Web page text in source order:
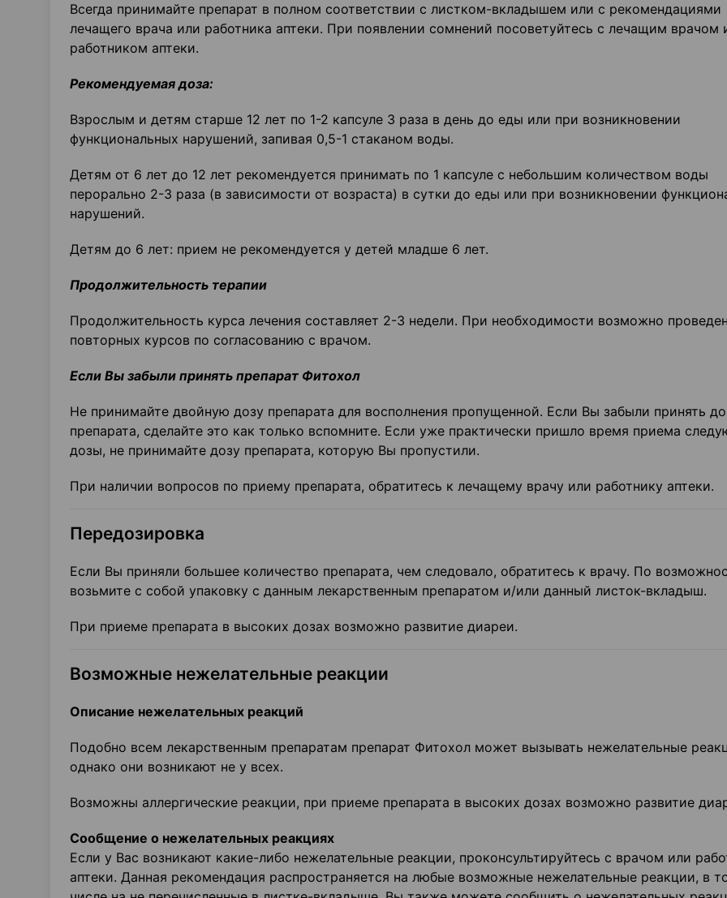
Всегда принимайте препарат в полном соответствии с листком-вкладышем или с рекомендациями
лечащего врача или работника аптеки. При появлении сомнений посоветуйтесь с лечащим врачом
работником аптеки.
Рекомендуемая доза:
Взрослым и детям старше 12 лет по 1-2 капсуле 3 раза в день до еды или при возникновении
функциональных нарушений, запивая 0,5-1 стаканом воды.
Детям от 6 лет до 12 лет рекомендуется принимать по 1 капсуле с небольшим количеством воды
перорально 2-3 раза (в зависимости от возраста) в сутки до еды или при возникновении
нарушений.
Детям до 6 лет: прием не рекомендуется у детей младше 6 лет.
Продолжительность терапии
Продолжительность курса лечения составляет 2-3 недели. При необходимости возможно
повторных курсов по согласованию с врачом.
Если Вы забыли принять препарат Фитохол
Не принимайте двойную дозу препарата для восполнения пропущенной. Если Вы забыли принять
препарата, сделайте это как только вспомните. Если уже практически пришло время приема
дозы, не принимайте дозу препарата, которую Вы пропустили.
При наличии вопросов по приему препарата, обратитесь к лечащему врачу или работнику аптеки.
Передозировка
Если Вы приняли большее количество препарата, чем следовало, обратитесь к врачу. По
возьмите с собой упаковку с данным лекарственным препаратом и/или данный листок-вкладыш.
При приеме препарата в высоких дозах возможно развитие диареи.
Возможные нежелательные реакции
Описание нежелательных реакций
Подобно всем лекарственным препаратам препарат Фитохол может вызывать нежелательные
однако они возникают не у всех.
Возможны аллергические реакции, при приеме препарата в высоких дозах возможно развитие
Сообщение о нежелательных реакциях
Если у Вас возникают какие-либо нежелательные реакции, проконсультируйтесь с врачом или
аптеки. Данная рекомендация распространяется на любые возможные нежелательные реакции, в